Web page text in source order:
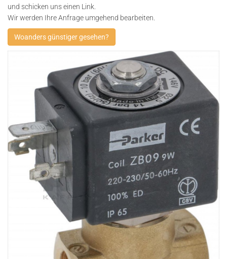
und schicken uns einen Link.
Wir werden Ihre Anfrage umgehend bearbeiten.
Woanders günstiger gesehen?